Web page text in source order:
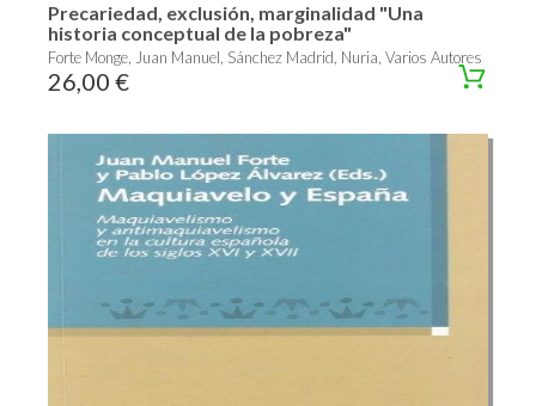
Precariedad, exclusión, marginalidad "Una
historia conceptual de la pobreza"
Forte Monge, Juan Manuel, Sánchez Madrid, Nuria, Varios Autores
26,00 €